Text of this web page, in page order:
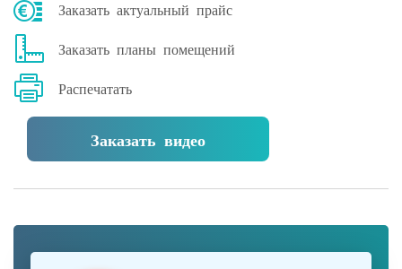
Заказать актуальный прайс
Заказать планы помещений
Распечатать
Заказать видео